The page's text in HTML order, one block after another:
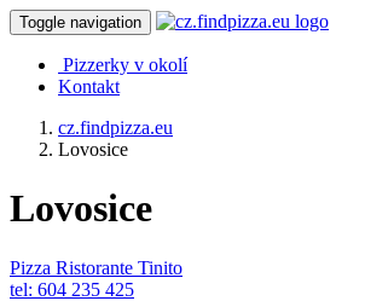
Toggle navigation
Pizzerky v okolí
Kontakt
cz.findpizza.eu
Lovosice
Lovosice
Pizza Ristorante Tinito
tel: 604 235 425